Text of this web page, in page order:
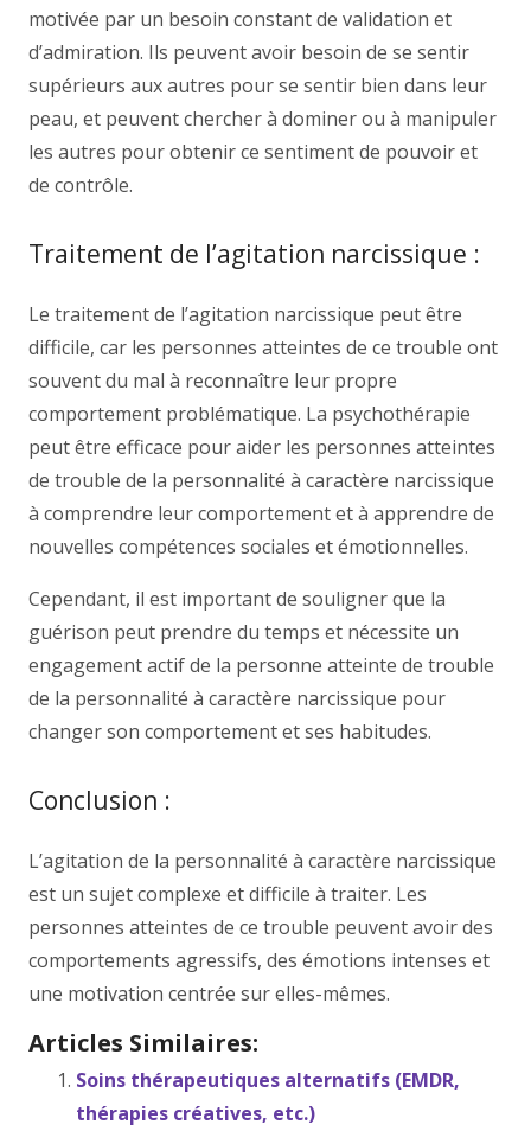
motivée par un besoin constant de validation et
d’admiration. Ils peuvent avoir besoin de se sentir
supérieurs aux autres pour se sentir bien dans leur
peau, et peuvent chercher à dominer ou à manipuler
les autres pour obtenir ce sentiment de pouvoir et
de contrôle.
Traitement de l’agitation narcissique :
Le traitement de l’agitation narcissique peut être
difficile, car les personnes atteintes de ce trouble ont
souvent du mal à reconnaître leur propre
comportement problématique. La psychothérapie
peut être efficace pour aider les personnes atteintes
de trouble de la personnalité à caractère narcissique
à comprendre leur comportement et à apprendre de
nouvelles compétences sociales et émotionnelles.
Cependant, il est important de souligner que la
guérison peut prendre du temps et nécessite un
engagement actif de la personne atteinte de trouble
de la personnalité à caractère narcissique pour
changer son comportement et ses habitudes.
Conclusion :
L’agitation de la personnalité à caractère narcissique
est un sujet complexe et difficile à traiter. Les
personnes atteintes de ce trouble peuvent avoir des
comportements agressifs, des émotions intenses et
une motivation centrée sur elles-mêmes.
Articles Similaires:
Soins thérapeutiques alternatifs (EMDR,
thérapies créatives, etc.)